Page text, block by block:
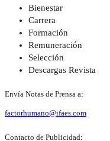
Bienestar
Carrera
Formación
Remuneración
Selección
Descargas Revista
Envía Notas de Prensa a:
factorhumano@ifaes.com
Contacto de Publicidad: